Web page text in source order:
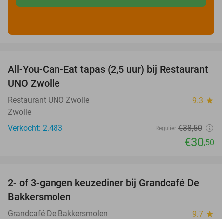
21%
All-You-Can-Eat tapas (2,5 uur) bij Restaurant
UNO Zwolle
Restaurant UNO Zwolle 9.3 star
Zwolle
Verkocht: 2.483
Regulier €38,50
€30,50
42%
2- of 3-gangen keuzediner bij Grandcafé De
Bakkersmolen
Grandcafé De Bakkersmolen 9.7 star